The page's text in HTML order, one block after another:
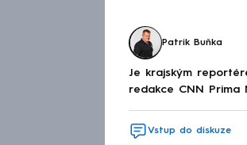
Patrik Buňka
Je krajským
redakce CNN Prima
Vstup do diskuze